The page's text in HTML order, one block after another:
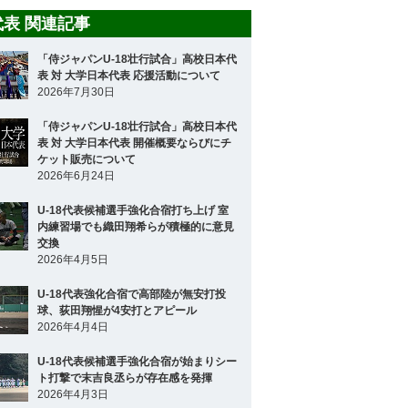
関連記事
「侍ジャパンU-18壮行試合」高校日本代
表 対 大学日本代表 応援活動について
2026年7月30日
「侍ジャパンU-18壮行試合」高校日本代
表 対 大学日本代表 開催概要ならびにチ
ケット販売について
2026年6月24日
U-18代表候補選手強化合宿打ち上げ 室
内練習場でも織田翔希らが積極的に意見
交換
2026年4月5日
U-18代表強化合宿で高部陸が無安打投
球、荻田翔惺が4安打とアピール
2026年4月4日
U-18代表候補選手強化合宿が始まりシー
ト打撃で末吉良丞らが存在感を発揮
2026年4月3日